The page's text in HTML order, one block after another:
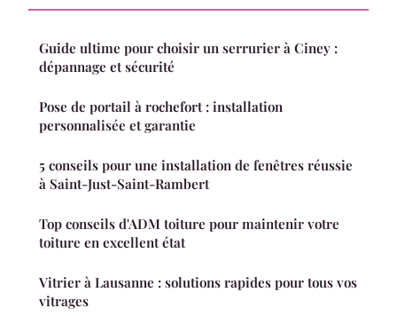
Guide ultime pour choisir un serrurier à Ciney :
dépannage et sécurité
Pose de portail à rochefort : installation
personnalisée et garantie
5 conseils pour une installation de fenêtres réussie
à Saint-Just-Saint-Rambert
Top conseils d'ADM toiture pour maintenir votre
toiture en excellent état
Vitrier à Lausanne : solutions rapides pour tous vos
vitrages